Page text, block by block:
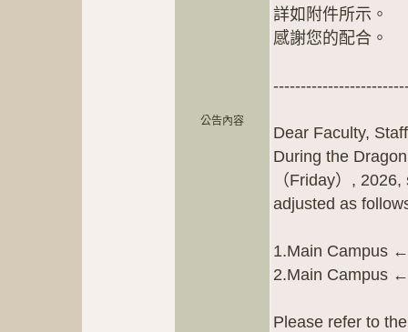
公告內容
詳如附件所示。
感謝您的配合。
Dear Faculty,
During the
（Friday）,
adjusted as
1.Main Campus
2.Main Campus
Please refer to